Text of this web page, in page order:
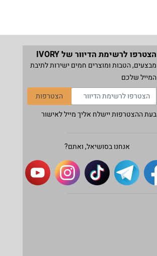
הצטרפו לרשימת הדיוור של IVORY
מבצעים, הטבות ומוצרים חמים ישירות לתיבת
המייל שלכם
הצטרפות
בעת ההצטרפות יישלח אליך מייל לאישור
אנחנו בסושיאל, ואתם?